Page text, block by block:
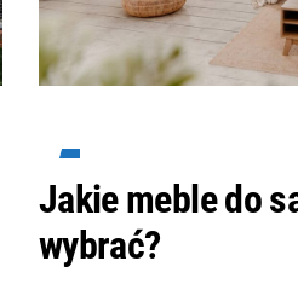
Jakie meble do
wybrać?